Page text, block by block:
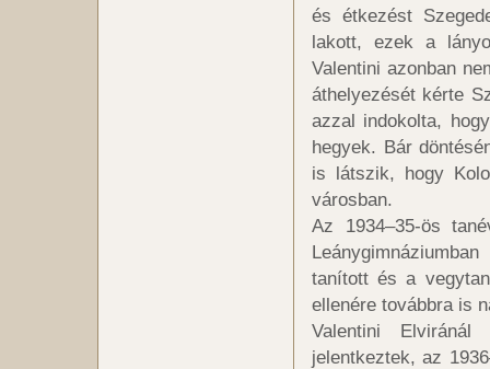
és étkezést
lakott, ezek a
Valentini azonban
áthelyezését kérte
azzal indokolta,
hegyek. Bár
is látszik, hogy
városban.
Az 1934–35-ös
tanított és a
ellenére továbbra is
Valentini
jelentkeztek, az